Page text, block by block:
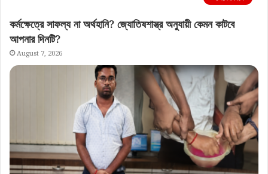
কর্মক্ষেত্রে সাফল্য না অর্থহানি? জ্যোতিষশাস্ত্র অনুযায়ী কেমন কাটবে
আপনার দিনটি?
August 7, 2026